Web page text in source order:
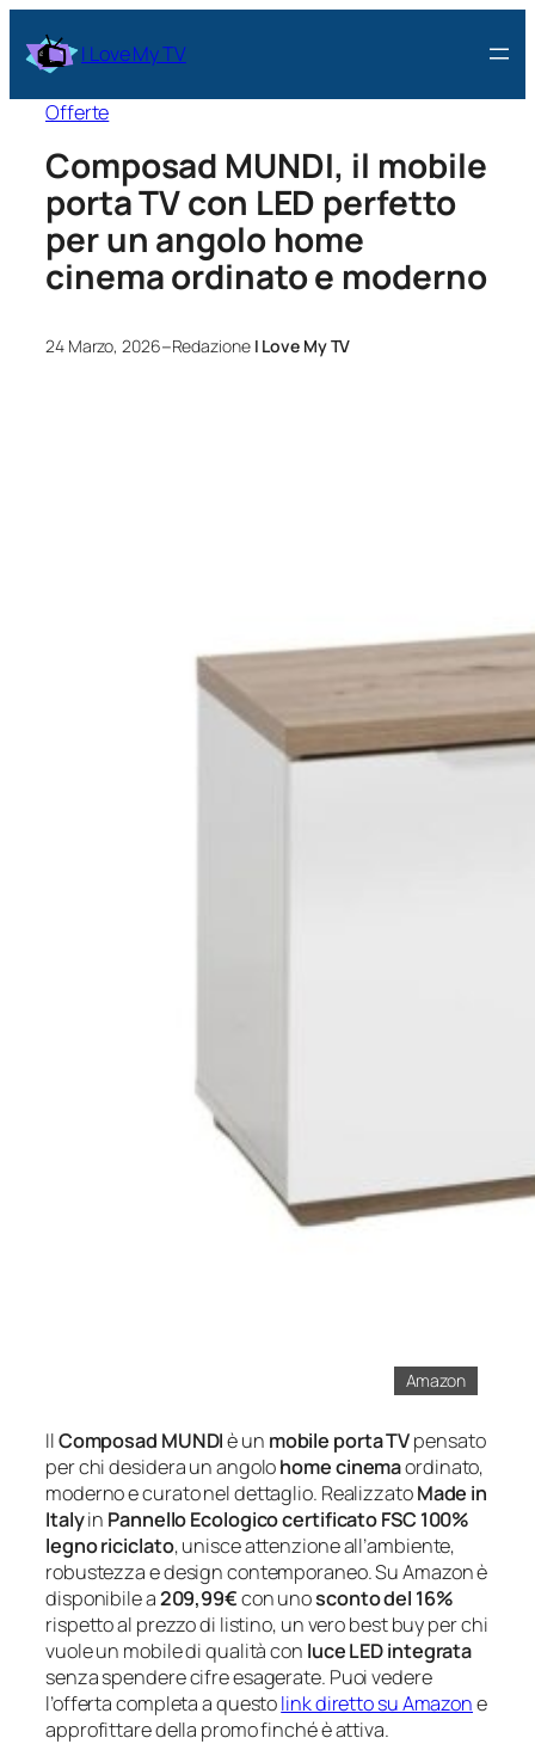
I Love My TV
Offerte
Composad MUNDI, il mobile
porta TV con LED perfetto
per un angolo home
cinema ordinato e moderno
24 Marzo, 2026–Redazione I Love My TV
Amazon
IlComposad MUNDIè un mobile porta TVpensato
per chi desidera un angolohome cinemaordinato,
moderno e curato nel dettaglio. RealizzatoMade in
Italyin Pannello Ecologico certificato FSC 100%
legno riciclato, unisce attenzione all’ambiente,
robustezza e design contemporaneo. Su Amazon è
disponibile a209,99€con unosconto del 16%
rispetto al prezzo di listino, un vero best buy per chi
vuole un mobile di qualità con luce LED integrata
senza spendere cifre esagerate. Puoi vedere
l’offerta completa a questolink diretto su Amazone
approfittare della promo finché è attiva.